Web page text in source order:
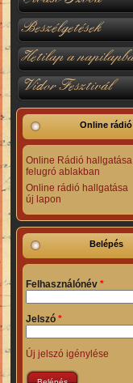
Beszélgetések
Hetilap a
Vidor Fesztivál
Online rádió
Online Rádió hallgatása
felugró ablakban
Online rádió hallgatása
új lapon
Belépés
Felhasználónév *
Jelszó *
Új jelszó igénylése